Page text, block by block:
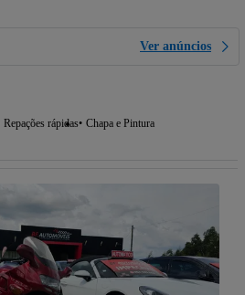
Ver anúncios
Repações rápidas Chapa e Pintura